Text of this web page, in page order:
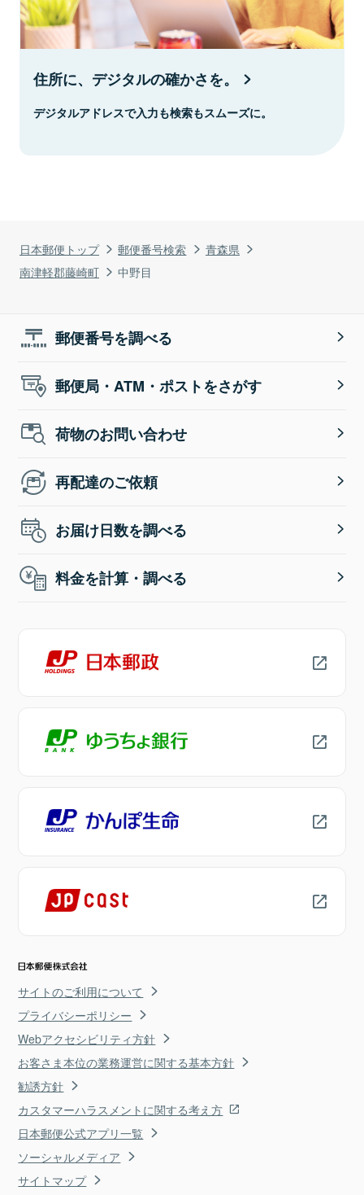
日本郵便トップ 郵便番号検索
青森県
南津軽郡藤崎町
中野目
住所に、デジタルの確かさを。
デジタルアドレスで入力も検索もスムーズに。
郵便番号を調べる
郵便局・ATM・ポストをさがす
荷物のお問い合わせ
再配達のご依頼
お届け日数を調べる
料金を計算・調べる
サイトのご利用について
プライバシーポリシー
Webアクセシビリティ方針
お客さま本位の業務運営に関する基本方針
勧誘方針
カスタマーハラスメントに関する考え方
日本郵便公式アプリ一覧
ソーシャルメディア
サイトマップ